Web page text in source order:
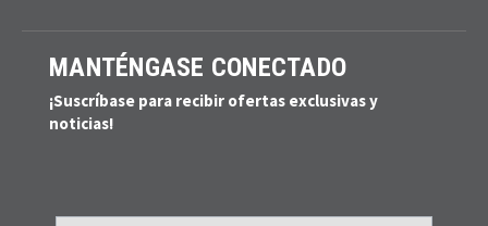
MANTÉNGASE CONECTADO
¡Suscríbase para recibir ofertas exclusivas y
noticias!